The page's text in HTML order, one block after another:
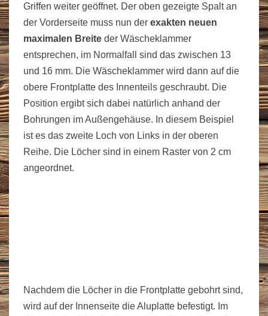
Griffen weiter geöffnet. Der oben gezeigte Spalt an
der Vorderseite muss nun der exakten neuen
maximalen Breite der Wäscheklammer
entsprechen, im Normalfall sind das zwischen 13
und 16 mm. Die Wäscheklammer wird dann auf die
obere Frontplatte des Innenteils geschraubt. Die
Position ergibt sich dabei natürlich anhand der
Bohrungen im Außengehäuse. In diesem Beispiel
ist es das zweite Loch von Links in der oberen
Reihe. Die Löcher sind in einem Raster von 2 cm
angeordnet.
Nachdem die Löcher in die Frontplatte gebohrt sind,
wird auf der Innenseite die Aluplatte befestigt. Im